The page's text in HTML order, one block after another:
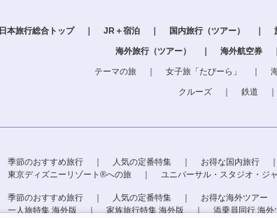
日本旅行総合トップ JR＋宿泊 国内旅行（ツアー）
海外旅行（ツアー） 海外航空券
テーマの旅 女子旅「たびーら」
クルーズ 鉄道
季節のおすすめ旅行 人気の定番特集 お得な国内旅行
東京ディズニーリゾート®への旅
ユニバーサル・スタジオ・ジ
季節のおすすめ旅行 人気の定番特集 お得な海外ツアー
一人旅特集 海外版
｜ 家族旅行特集 海外版 ｜ 添乗員同行 海外